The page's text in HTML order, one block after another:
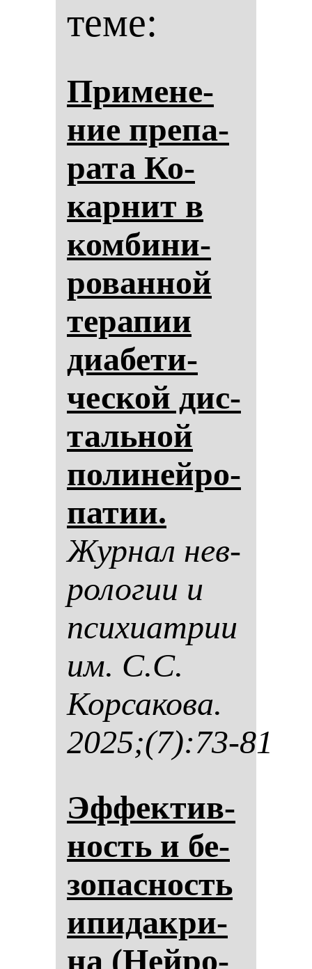
теме:
При­ме­не­
ние пре­па­
ра­та Ко­
кар­нит в
ком­би­ни­
ро­ван­ной
те­ра­пии
ди­абе­ти­
чес­кой дис­
таль­ной
по­ли­ней­ро­
па­тии.
Жур­нал нев­
ро­ло­гии и
пси­хи­ат­рии
им. С.С.
Кор­са­ко­ва.
2025;(7):73-81
Эф­фек­тив­
ность и бе­
зо­пас­ность
ипи­дак­ри­
на (Ней­ро­